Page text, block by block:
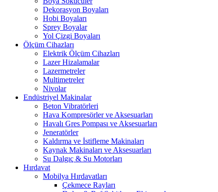
Dekorasyon Boyaları
Hobi Boyaları
Sprey Boyalar
Yol Çizgi Boyaları
Ölçüm Cihazları
Elektrik Ölçüm Cihazları
Lazer Hizalamalar
Lazermetreler
Multimetreler
Nivolar
Endüstriyel Makinalar
Beton Vibratörleri
Hava Kompresörler ve Aksesuarları
Havalı Gres Pompası ve Aksesuarları
Jeneratörler
Kaldırma ve İstifleme Makinaları
Kaynak Makinaları ve Aksesuarları
Su Dalgıç & Su Motorları
Hırdavat
Mobilya Hırdavatları
Çekmece Rayları